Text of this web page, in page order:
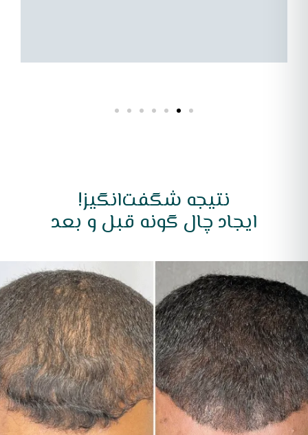
نتیجه شگفت‌انگیز!
ایجاد چال گونه قبل و بعد